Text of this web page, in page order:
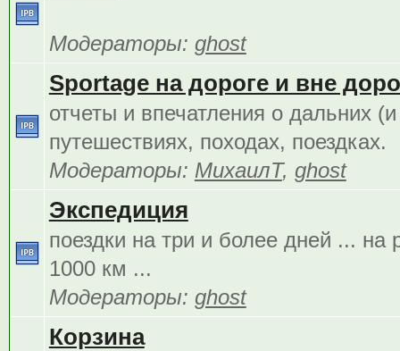
Модераторы: ghost
Sportage на дороге и вне
отчеты и впечатления о дальних
путешествиях, походах, поездках.
Модераторы: МихаилТ, ghost
Экспедиция
поездки на три и более дней ... на
1000 км ...
Модераторы: ghost
Корзина